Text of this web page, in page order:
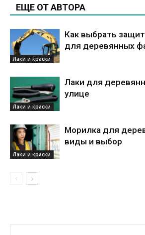
ЕЩЕ ОТ АВТОРА
Лаки и краски
Как выбрать
для деревянных
Лаки и краски
Лаки для
улице
Лаки и краски
Морилка для
виды и выбор